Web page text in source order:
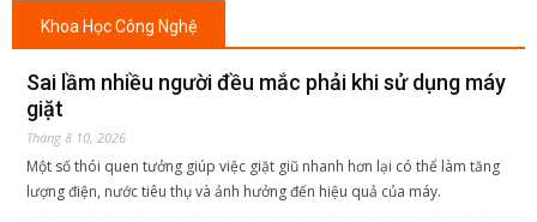
Khoa Học Công Nghệ
Sai lầm nhiều người đều mắc phải khi sử dụng máy
giặt
Tháng 8 10, 2026
Một số thói quen tưởng giúp việc giặt giũ nhanh hơn lại có thể làm tăng
lượng điện, nước tiêu thụ và ảnh hưởng đến hiệu quả của máy.